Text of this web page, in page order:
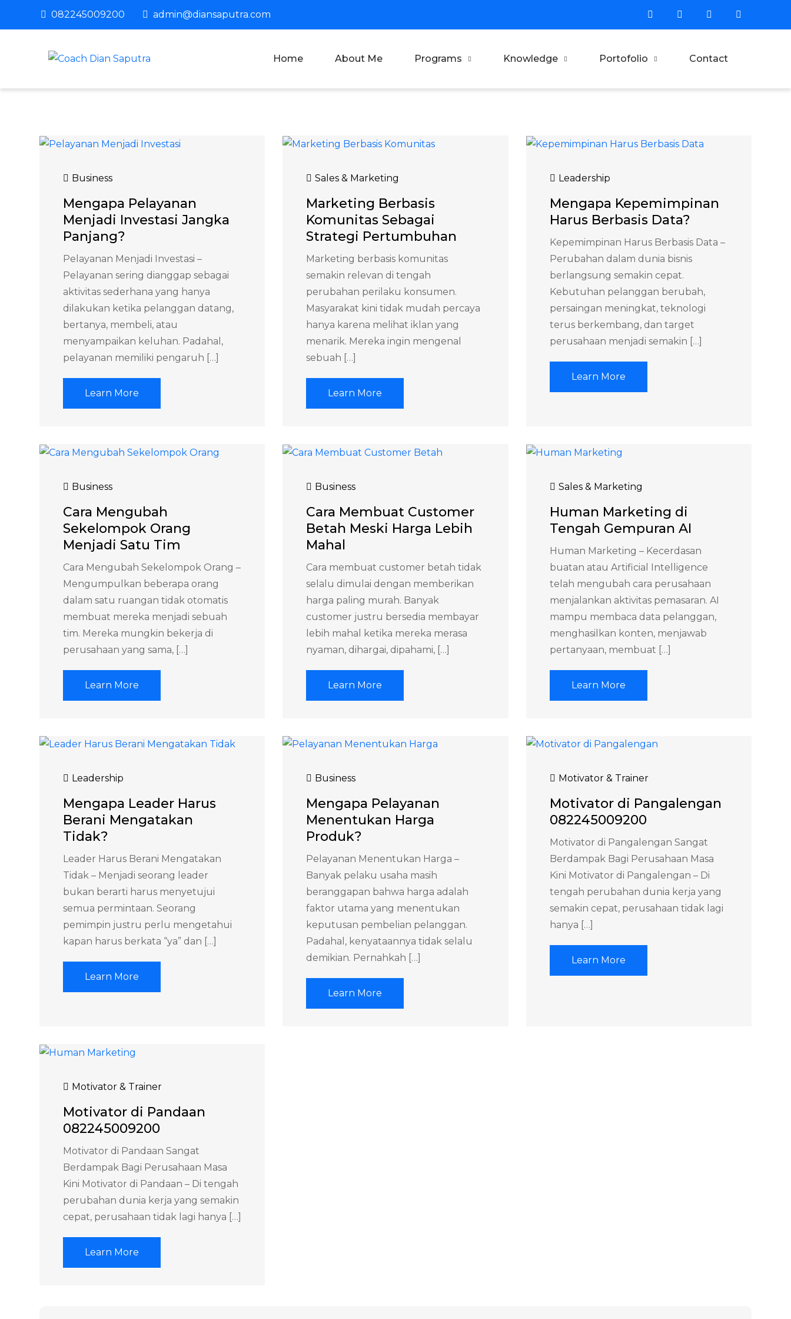
082245009200 admin@diansaputra.com
Coach Dian Saputra
Profesional Corporate Trainer & Motivator Indonesia
Home About Me Programs Knowledge Portofolio Contact
Business
Mengapa Pelayanan
Menjadi Investasi Jangka
Panjang?
Pelayanan Menjadi Investasi –
Pelayanan sering dianggap sebagai
aktivitas sederhana yang hanya
dilakukan ketika pelanggan datang,
bertanya, membeli, atau
menyampaikan keluhan. Padahal,
pelayanan memiliki pengaruh […]
Learn More
Sales & Marketing
Marketing Berbasis
Komunitas Sebagai
Strategi Pertumbuhan
Marketing berbasis komunitas
semakin relevan di tengah
perubahan perilaku konsumen.
Masyarakat kini tidak mudah percaya
hanya karena melihat iklan yang
menarik. Mereka ingin mengenal
sebuah […]
Learn More
Leadership
Mengapa Kepemimpinan
Harus Berbasis Data?
Kepemimpinan Harus Berbasis Data –
Perubahan dalam dunia bisnis
berlangsung semakin cepat.
Kebutuhan pelanggan berubah,
persaingan meningkat, teknologi
terus berkembang, dan target
perusahaan menjadi semakin […]
Learn More
Business
Cara Mengubah
Sekelompok Orang
Menjadi Satu Tim
Cara Mengubah Sekelompok Orang –
Mengumpulkan beberapa orang
dalam satu ruangan tidak otomatis
membuat mereka menjadi sebuah
tim. Mereka mungkin bekerja di
perusahaan yang sama, […]
Learn More
Business
Cara Membuat Customer
Betah Meski Harga Lebih
Mahal
Cara membuat customer betah tidak
selalu dimulai dengan memberikan
harga paling murah. Banyak
customer justru bersedia membayar
lebih mahal ketika mereka merasa
nyaman, dihargai, dipahami, […]
Learn More
Sales & Marketing
Human Marketing di
Tengah Gempuran AI
Human Marketing – Kecerdasan
buatan atau Artificial Intelligence
telah mengubah cara perusahaan
menjalankan aktivitas pemasaran. AI
mampu membaca data pelanggan,
menghasilkan konten, menjawab
pertanyaan, membuat […]
Learn More
Leadership
Mengapa Leader Harus
Berani Mengatakan
Tidak?
Leader Harus Berani Mengatakan
Tidak – Menjadi seorang leader
bukan berarti harus menyetujui
semua permintaan. Seorang
pemimpin justru perlu mengetahui
kapan harus berkata “ya” dan […]
Learn More
Business
Mengapa Pelayanan
Menentukan Harga
Produk?
Pelayanan Menentukan Harga –
Banyak pelaku usaha masih
beranggapan bahwa harga adalah
faktor utama yang menentukan
keputusan pembelian pelanggan.
Padahal, kenyataannya tidak selalu
demikian. Pernahkah […]
Learn More
Motivator & Trainer
Motivator di Pangalengan
082245009200
Motivator di Pangalengan Sangat
Berdampak Bagi Perusahaan Masa
Kini Motivator di Pangalengan – Di
tengah perubahan dunia kerja yang
semakin cepat, perusahaan tidak lagi
hanya […]
Learn More
Motivator & Trainer
Motivator di Pandaan
082245009200
Motivator di Pandaan Sangat
Berdampak Bagi Perusahaan Masa
Kini Motivator di Pandaan – Di tengah
perubahan dunia kerja yang semakin
cepat, perusahaan tidak lagi hanya […]
Learn More